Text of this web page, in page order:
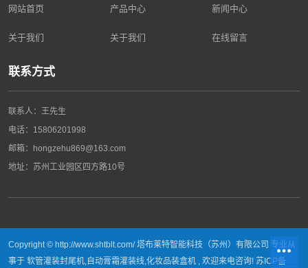
网站首页 产品中心 新闻中心
关于我们 关于我们 在线留言
联系方式
联系人：王先生
电话： 15806201998
邮箱：hongzehu869@163.com
地址： 苏州工业园区四方路10号
Copyright © http://www.shtblt.com/ 塔布莱特智能科技（苏州）有限公司 专业从
事于 软管灌装封尾机, 自动膏霜灌装线,化妆品装盒机 , 欢迎来电咨询! 苏ICP备